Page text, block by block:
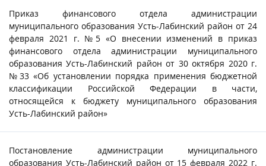
Приказ финансового отдела администрации
муниципального образования Усть-Лабинский район от 24
февраля 2021 г. №5 «О внесении изменений в приказ
финансового отдела администрации муниципального
образования Усть-Лабинский район от 30 октября 2020 г.
№33 «Об установлении порядка применения бюджетной
классификации Российской Федерации в части,
относящейся к бюджету муниципального образования
Усть-Лабинский район»
Постановление администрации муниципального
образования Усть-Лабинский район от 15 февраля 2022 г.